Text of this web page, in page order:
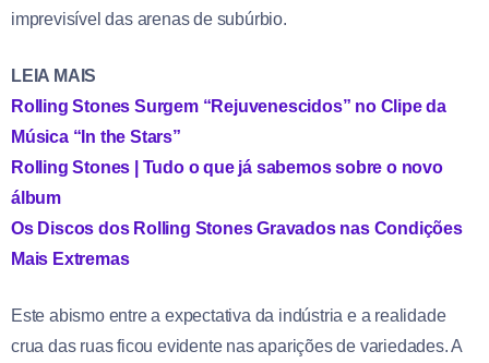
imprevisível das arenas de subúrbio.
LEIA MAIS
Rolling Stones Surgem “Rejuvenescidos” no Clipe da
Música “In the Stars”
Rolling Stones | Tudo o que já sabemos sobre o novo
álbum
Os Discos dos Rolling Stones Gravados nas Condições
Mais Extremas
Este abismo entre a expectativa da indústria e a realidade
crua das ruas ficou evidente nas aparições de variedades. A